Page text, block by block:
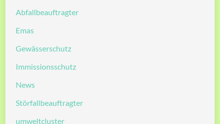
Abfallbeauftragter
Emas
Gewässerschutz
Immissionsschutz
News
Störfallbeauftragter
umweltcluster